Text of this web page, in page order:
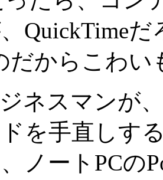
QuickTime
だからこわい
ネスマンが
を手直しす
ノートPCの